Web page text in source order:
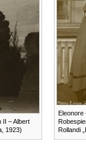
II – Albert
1923)
Eleonore
Rollandi